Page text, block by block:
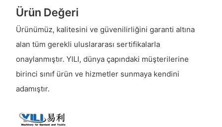
Ürün Değeri
Ürünümüz, kalitesini ve güvenilirliğini garanti altına
alan tüm gerekli uluslararası sertifikalarla
onaylanmıştır. YILI, dünya çapındaki müşterilerine
birinci sınıf ürün ve hizmetler sunmaya kendini
adamıştır.